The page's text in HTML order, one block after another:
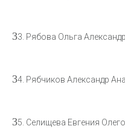
33. Рябова Ольга
34. Рябчиков Александр
35. Селищева Евгения